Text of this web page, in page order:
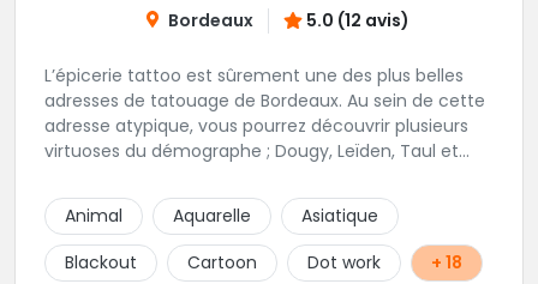
Bordeaux 5.0 (12 avis)
L’épicerie tattoo est sûrement une des plus belles
adresses de tatouage de Bordeaux. Au sein de cette
adresse atypique, vous pourrez découvrir plusieurs
virtuoses du démographe ; Dougy, Leïden, Taul et
enfant et sympathique, vous pourrez demander
conseil pour votre tattoo. N'hésitez plus une seconde
pour rencontrer cette belle équipe !
Animal Aquarelle
Asiatique
Blackout
Cartoon Dot work + 18